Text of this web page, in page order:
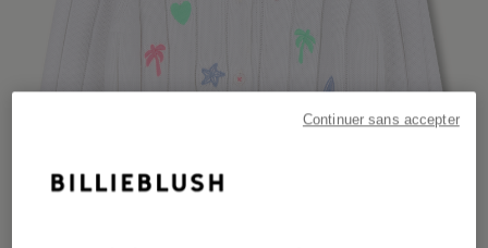
Continuer sans accepter